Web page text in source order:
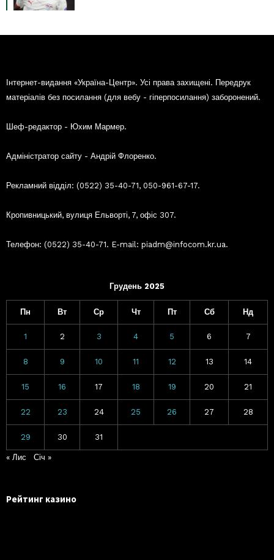
Інтернет-видання «Україна-Центр». Усі права захищені. Передрук
матеріалів без посилання (для вебу - гіперпосилання) заборонений.
Шеф-редактор - Юхим Мармер.
Адміністратор сайту - Андрій Флоренко.
Рекламний відділ: (0522) 35-40-71, 050-961-67-17.
Кропивницький, вулиця Ельворті, 7, офіс 307.
Телефон: (0522) 35-40-71. E-mail: piadm@infocom.kr.ua.
Грудень 2025
Пн Вт Ср Чт Пт Сб Нд
1 2 3 4 5 6 7
8 9 10 11 12 13 14
15 16 17 18 19 20 21
22 23 24 25 26 27 28
29 30 31
« Лис Січ »
Рейтинг казино